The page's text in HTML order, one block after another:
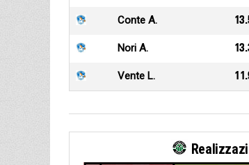
Conte A.
Nori A.
Vente L.